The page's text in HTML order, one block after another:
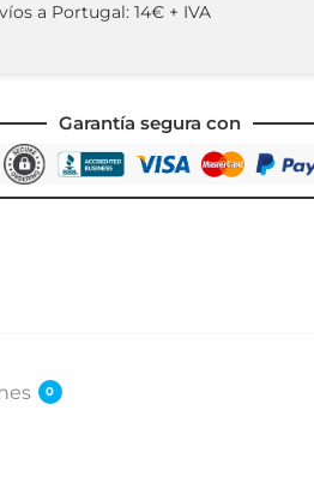
a Portugal: 14€ + IVA
Garantía segura con
0